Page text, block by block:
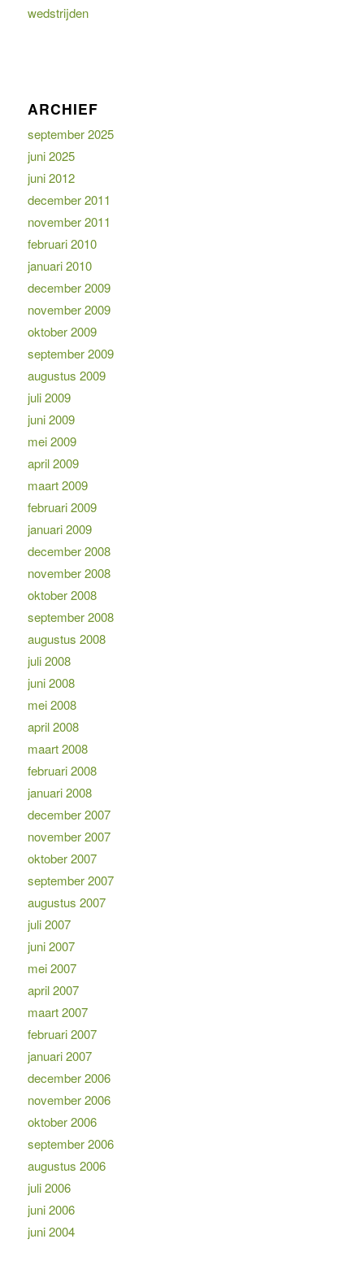
wedstrijden
ARCHIEF
september 2025
juni 2025
juni 2012
december 2011
november 2011
februari 2010
januari 2010
december 2009
november 2009
oktober 2009
september 2009
augustus 2009
juli 2009
juni 2009
mei 2009
april 2009
maart 2009
februari 2009
januari 2009
december 2008
november 2008
oktober 2008
september 2008
augustus 2008
juli 2008
juni 2008
mei 2008
april 2008
maart 2008
februari 2008
januari 2008
december 2007
november 2007
oktober 2007
september 2007
augustus 2007
juli 2007
juni 2007
mei 2007
april 2007
maart 2007
februari 2007
januari 2007
december 2006
november 2006
oktober 2006
september 2006
augustus 2006
juli 2006
juni 2006
juni 2004